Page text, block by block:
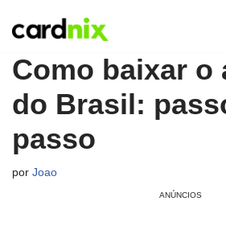
para
conteúdo
Como baixar o
do Brasil:
passo
por Joao
ANÚNCIOS